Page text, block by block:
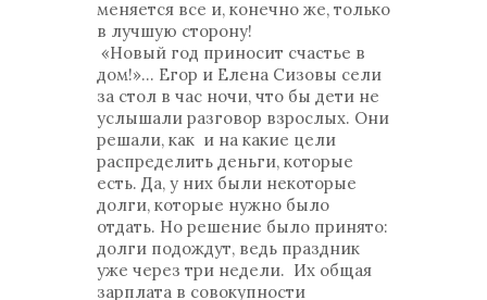
меняется все и, конечно же, только
в лучшую сторону!
«Новый год приносит счастье в
дом!»... Егор и Елена Сизовы сели
за стол в час ночи, что бы дети не
услышали разговор взрослых. Они
решали, как и на какие цели
распределить деньги, которые
есть. Да, у них были некоторые
долги, которые нужно было
отдать. Но решение было принято:
долги подождут, ведь праздник
уже через три недели. Их общая
зарплата в совокупности